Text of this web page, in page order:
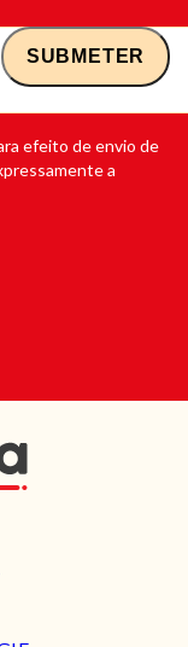
efeito de envio de
a